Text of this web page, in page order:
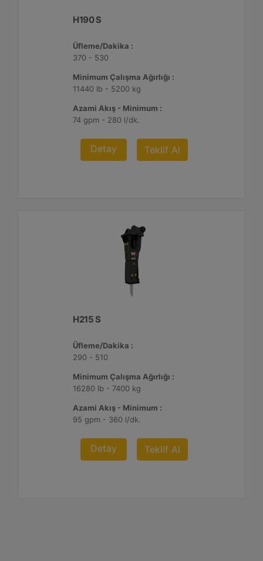
H190 S
Üfleme/Dakika :
370 - 530
Minimum Çalışma Ağırlığı :
11440 lb - 5200 kg
Azami Akış - Minimum :
74 gpm - 280 l/dk.
Detay Teklif Al
H215 S
Üfleme/Dakika :
290 - 510
Minimum Çalışma Ağırlığı :
16280 lb - 7400 kg
Azami Akış - Minimum :
95 gpm - 360 l/dk.
Detay Teklif Al